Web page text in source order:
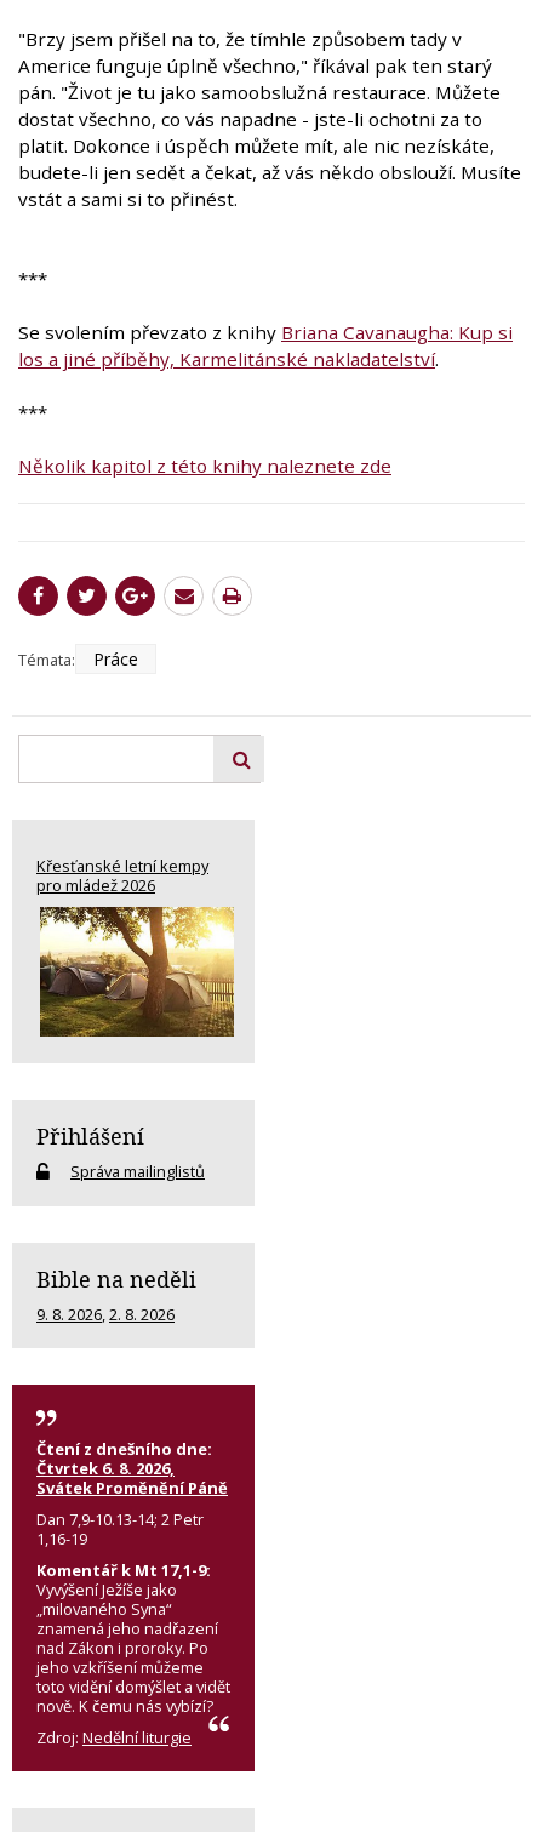
"Brzy jsem přišel na to, že tímhle způsobem tady v
Americe funguje úplně všechno," říkával pak ten starý
pán. "Život je tu jako samoobslužná restaurace. Můžete
dostat všechno, co vás napadne - jste-li ochotni za to
platit. Dokonce i úspěch můžete mít, ale nic nezískáte,
budete-li jen sedět a čekat, až vás někdo obslouží. Musíte
vstát a sami si to přinést.
***
Se svolením převzato z knihy Briana Cavanaugha: Kup si
los a jiné příběhy, Karmelitánské nakladatelství.
***
Několik kapitol z této knihy naleznete zde
Témata: Práce
Křesťanské letní kempy
pro mládež 2026
Přihlášení
Správa mailinglistů
Bible na neděli
9. 8. 2026,2. 8. 2026
Čtení z dnešního dne:
Čtvrtek 6. 8. 2026,
Svátek Proměnění Páně
Dan 7,9-10.13-14; 2 Petr
1,16-19
Komentář k Mt 17,1-9:
Vyvýšení Ježíše jako
„milovaného Syna“
znamená jeho nadřazení
nad Zákon i proroky. Po
jeho vzkříšení můžeme
toto vidění domýšlet a vidět
nově. K čemu nás vybízí?
Zdroj: Nedělní liturgie